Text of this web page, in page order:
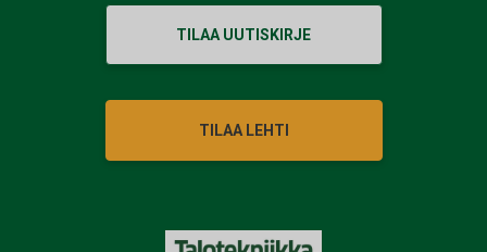
TILAA UUTISKIRJE
TILAA LEHTI